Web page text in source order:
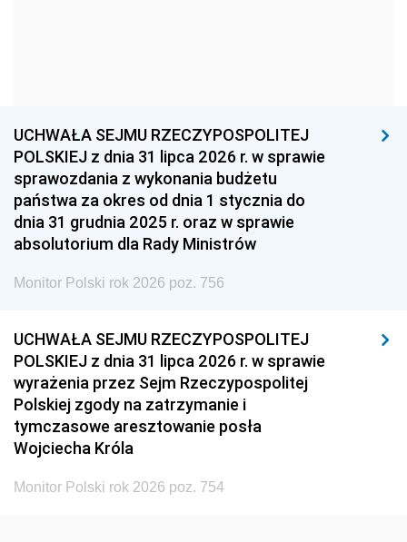
1939 1938 1937
1936 1930
UCHWAŁA SEJMU RZECZYPOSPOLITEJ
POLSKIEJ z dnia 31 lipca 2026 r. w sprawie
sprawozdania z wykonania budżetu
państwa za okres od dnia 1 stycznia do
dnia 31 grudnia 2025 r. oraz w sprawie
absolutorium dla Rady Ministrów
Monitor Polski rok 2026 poz. 756
UCHWAŁA SEJMU RZECZYPOSPOLITEJ
POLSKIEJ z dnia 31 lipca 2026 r. w sprawie
wyrażenia przez Sejm Rzeczypospolitej
Polskiej zgody na zatrzymanie i
tymczasowe aresztowanie posła
Wojciecha Króla
Monitor Polski rok 2026 poz. 754